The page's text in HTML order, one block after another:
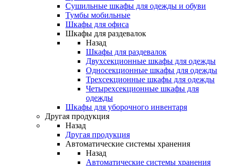
Сушильные шкафы для одежды и обуви
Тумбы мобильные
Шкафы для офиса
Шкафы для раздевалок
Назад
Шкафы для раздевалок
Двухсекционные шкафы для одежды
Односекционные шкафы для одежды
Трехсекционные шкафы для одежды
Четырехсекционные шкафы для
одежды
Шкафы для уборочного инвентаря
Другая продукция
Назад
Другая продукция
Автоматические системы хранения
Назад
Автоматические системы хранения